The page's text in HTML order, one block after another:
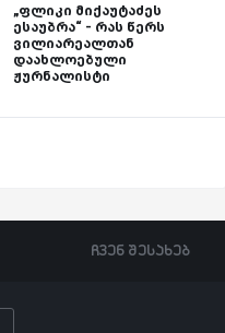
„ფლიკი მიქაუტაძეს
ესაუბრა“ - რას წერს
ვილიარეალთან
დაახლოებული
ჟურნალისტი
ჩვენ შესახებ